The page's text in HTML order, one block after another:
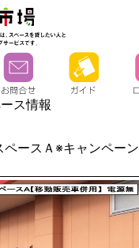
ス情報
ペースＡ※キャンペーン